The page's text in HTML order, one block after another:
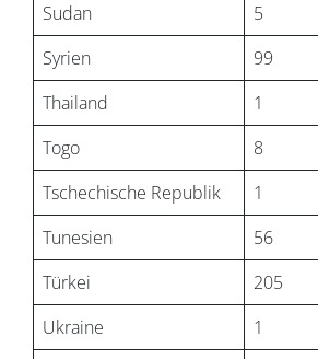
Sudan
5
Syrien
99
Thailand
1
Togo
8
Tschechische Republik
1
Tunesien
56
Türkei
205
Ukraine
1